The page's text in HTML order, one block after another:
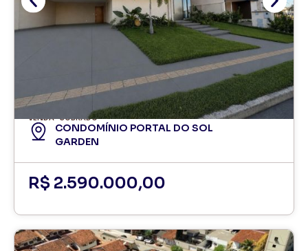
VENDA SOBRADO
CONDOMÍNIO PORTAL DO SOL
GARDEN
R$ 2.590.000,00